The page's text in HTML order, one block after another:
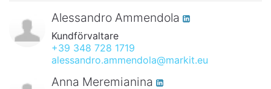
Alessandro Ammendola
Kundförvaltare
+39 348 728 1719
alessandro.ammendola@markit.eu
Anna Meremianina